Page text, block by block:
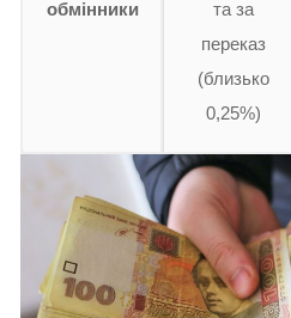
обмінники
та за
переказ
(близько
0,25%)